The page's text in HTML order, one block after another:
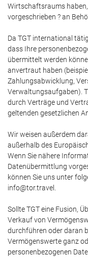
Wirtschaftsraums
vorgeschrieben ? an
Da TGT international
dass Ihre
übermittelt werden
anvertraut haben
Zahlungsabwicklung,
Verwaltungsaufgaben).
durch Verträge und
geltenden gesetzlichen
Wir weisen außerdem
außerhalb des
Wenn Sie nähere
Datenübermittlung
können Sie uns unter
info@tor.travel.
Sollte TGT eine Fusion,
Verkauf von
durchführen oder daran
Vermögenswerte ganz
personenbezogenen